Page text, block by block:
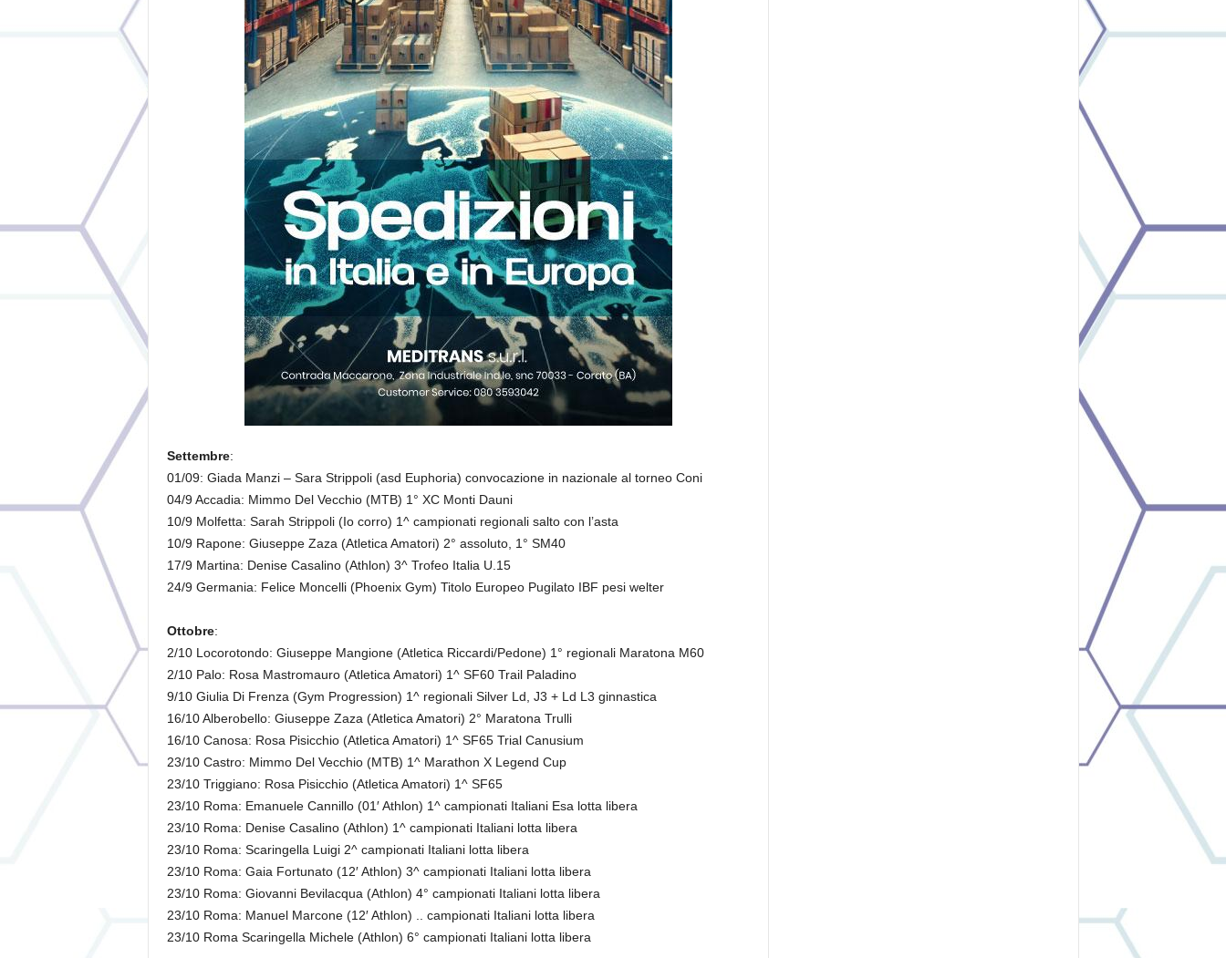
Settembre:
01/09: Giada Manzi – Sara Strippoli (asd Euphoria) convocazione in nazionale al torneo Coni
04/9 Accadia: Mimmo Del Vecchio (MTB) 1° XC Monti Dauni
10/9 Molfetta: Sarah Strippoli (Io corro) 1^ campionati regionali salto con l’asta
10/9 Rapone: Giuseppe Zaza (Atletica Amatori) 2° assoluto, 1° SM40
17/9 Martina: Denise Casalino (Athlon) 3^ Trofeo Italia U.15
24/9 Germania: Felice Moncelli (Phoenix Gym) Titolo Europeo Pugilato IBF pesi welter
Ottobre:
2/10 Locorotondo: Giuseppe Mangione (Atletica Riccardi/Pedone) 1° regionali Maratona M60
2/10 Palo: Rosa Mastromauro (Atletica Amatori) 1^ SF60 Trail Paladino
9/10 Giulia Di Frenza (Gym Progression) 1^ regionali Silver Ld, J3 + Ld L3 ginnastica
16/10 Alberobello: Giuseppe Zaza (Atletica Amatori) 2° Maratona Trulli
16/10 Canosa: Rosa Pisicchio (Atletica Amatori) 1^ SF65 Trial Canusium
23/10 Castro: Mimmo Del Vecchio (MTB) 1^ Marathon X Legend Cup
23/10 Triggiano: Rosa Pisicchio (Atletica Amatori) 1^ SF65
23/10 Roma: Emanuele Cannillo (01′ Athlon) 1^ campionati Italiani Esa lotta libera
23/10 Roma: Denise Casalino (Athlon) 1^ campionati Italiani lotta libera
23/10 Roma: Scaringella Luigi 2^ campionati Italiani lotta libera
23/10 Roma: Gaia Fortunato (12′ Athlon) 3^ campionati Italiani lotta libera
23/10 Roma: Giovanni Bevilacqua (Athlon) 4° campionati Italiani lotta libera
23/10 Roma: Manuel Marcone (12′ Athlon) .. campionati Italiani lotta libera
23/10 Roma Scaringella Michele (Athlon) 6° campionati Italiani lotta libera